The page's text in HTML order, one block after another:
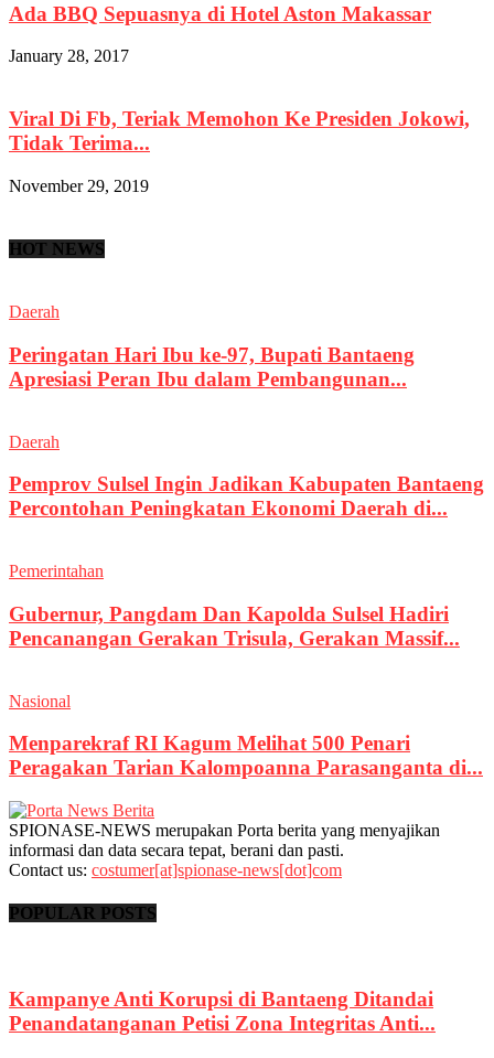
Ada BBQ Sepuasnya di Hotel Aston Makassar
January 28, 2017
Viral Di Fb, Teriak Memohon Ke Presiden Jokowi,
Tidak Terima...
November 29, 2019
HOT NEWS
Daerah
Peringatan Hari Ibu ke-97, Bupati Bantaeng
Apresiasi Peran Ibu dalam Pembangunan...
Daerah
Pemprov Sulsel Ingin Jadikan Kabupaten Bantaeng
Percontohan Peningkatan Ekonomi Daerah di...
Pemerintahan
Gubernur, Pangdam Dan Kapolda Sulsel Hadiri
Pencanangan Gerakan Trisula, Gerakan Massif...
Nasional
Menparekraf RI Kagum Melihat 500 Penari
Peragakan Tarian Kalompoanna Parasanganta di...
SPIONASE-NEWS merupakan Porta berita yang menyajikan
informasi dan data secara tepat, berani dan pasti.
Contact us: costumer[at]spionase-news[dot]com
POPULAR POSTS
Kampanye Anti Korupsi di Bantaeng Ditandai
Penandatanganan Petisi Zona Integritas Anti...